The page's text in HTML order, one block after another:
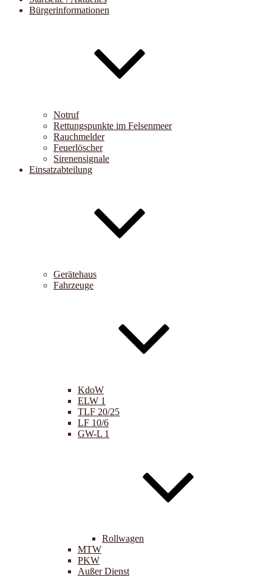
Bürgerinformationen
Notruf
Rettungspunkte im Felsenmeer
Rauchmelder
Feuerlöscher
Sirenensignale
Einsatzabteilung
Gerätehaus
Fahrzeuge
KdoW
ELW 1
TLF 20/25
LF 10/6
GW-L 1
Rollwagen
MTW
PKW
Außer Dienst